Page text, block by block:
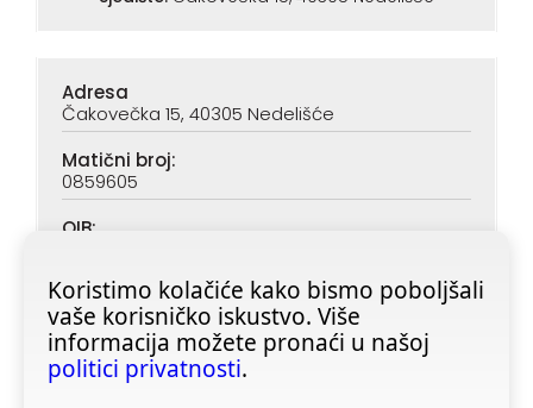
Koristimo kolačiće kako bismo poboljšali
vaše korisničko iskustvo. Više
informacija možete pronaći u našoj
politici privatnosti.
Adresa
Čakovečka 15, 40305 Nedelišće
Matični broj:
0859605
OIB:
IBAN (PBZ):
HR6923400091116020362
IBAN (ZABA):
HR4623600001101728355